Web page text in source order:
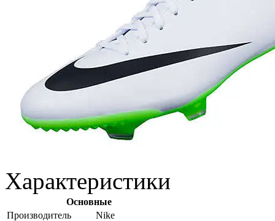
Характеристики
Основные
Производитель
Nike